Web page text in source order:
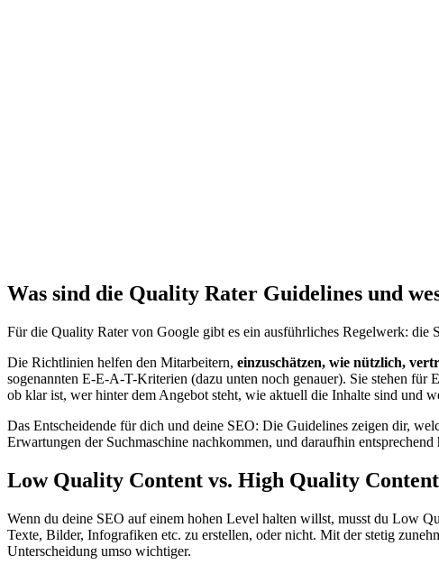
Was sind die Quality Rater Guidelines und
Für die Quality Rater von Google gibt es ein ausführliches Regelwerk: die
Die Richtlinien helfen den Mitarbeitern, einzuschätzen, wie nützlich,
sogenannten E-E-A-T-Kriterien (dazu unten noch genauer). Sie stehen
ob klar ist, wer hinter dem Angebot steht, wie aktuell die Inhalte sind und
Das Entscheidende für dich und deine SEO: Die Guidelines zeigen dir,
Erwartungen der Suchmaschine nachkommen, und daraufhin
Low Quality Content vs. High Quality Content
Wenn du deine SEO auf einem hohen Level halten willst, musst du Low
Texte, Bilder, Infografiken etc. zu erstellen, oder nicht. Mit der stetig
Unterscheidung umso wichtiger.